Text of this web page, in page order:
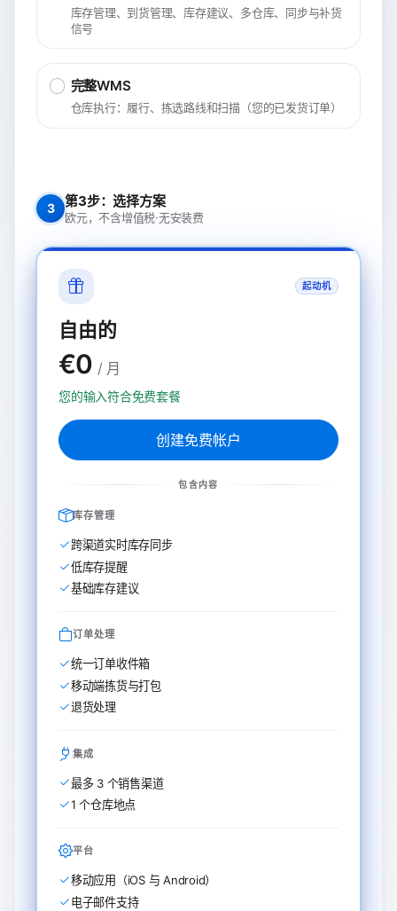
库存管理、到货管理、库存建议、多仓库、同步与补货
信号
完整WMS
仓库执行：履行、拣选路线和扫描（您的已发货订单）
3 第3步：选择方案
欧元，不含增值税·无安装费
起动机
自由的
€0 / 月
您的输入符合免费套餐
创建免费帐户
包含内容
库存管理
跨渠道实时库存同步
低库存提醒
基础库存建议
订单处理
统一订单收件箱
移动端拣货与打包
退货处理
集成
最多 3 个销售渠道
1 个仓库地点
平台
移动应用（iOS 与 Android）
电子邮件支持